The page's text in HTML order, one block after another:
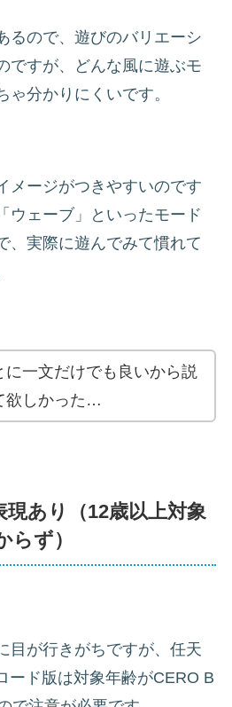
るので、遊びのバリエーシ
ですが、どんな風に遊ぶモ
ゃ分かりにくいです。
メージがつきやすいのです
ウェーブ」といったモード
、実際に遊んでみて慣れて
に一文だけでも良いから説
欲しかった…
現あり（12歳以上対象
らず）
目が行きがちですが、任天
ード版は対象年齢がCERO B
で注意が必要です。